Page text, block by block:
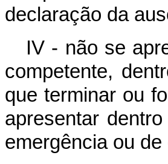
declaração da
IV - não se
competente,
que terminar ou
apresentar
emergência ou de